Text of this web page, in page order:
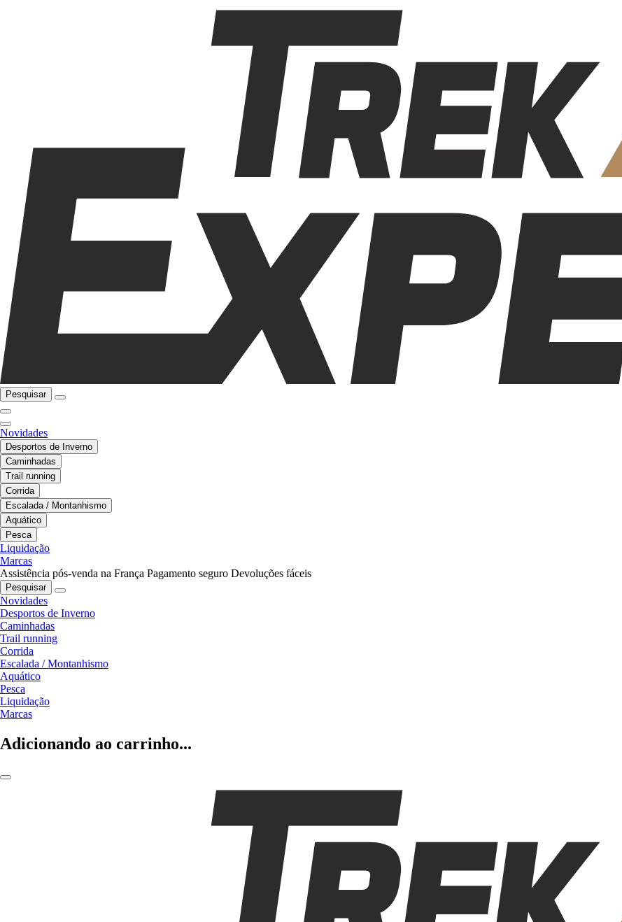
Pesquisar
Novidades
Desportos de Inverno
Caminhadas
Trail running
Corrida
Escalada / Montanhismo
Aquático
Pesca
Liquidação
Marcas
Assistência pós-venda na França Pagamento seguro Devoluções fáceis
Pesquisar
Novidades
Desportos de Inverno
Caminhadas
Trail running
Corrida
Escalada / Montanhismo
Aquático
Pesca
Liquidação
Marcas
Adicionando ao carrinho...